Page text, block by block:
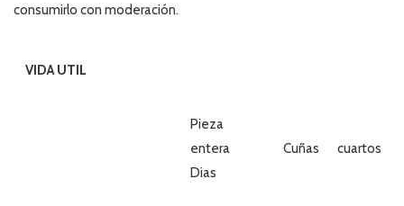
consumirlo con moderación.
VIDA UTIL
Pieza
entera
Dias
Cuñas cuartos